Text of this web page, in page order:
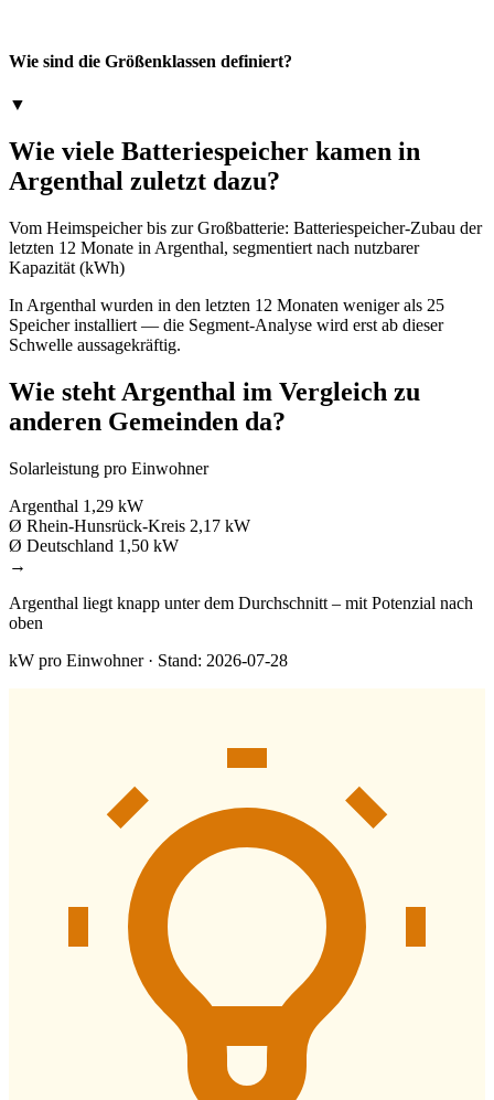
Wie sind die Größenklassen definiert?
▼
Wie viele Batteriespeicher kamen in
Argenthal zuletzt dazu?
Vom Heimspeicher bis zur Großbatterie: Batteriespeicher-Zubau der
letzten 12 Monate in Argenthal, segmentiert nach nutzbarer
Kapazität (kWh)
In Argenthal wurden in den letzten 12 Monaten weniger als 25
Speicher installiert — die Segment-Analyse wird erst ab dieser
Schwelle aussagekräftig.
Wie steht Argenthal im Vergleich zu
anderen Gemeinden da?
Solarleistung pro Einwohner
Argenthal 1,29 kW
Ø Rhein-Hunsrück-Kreis 2,17 kW
Ø Deutschland 1,50 kW
→
Argenthal liegt knapp unter dem Durchschnitt – mit Potenzial nach
oben
kW pro Einwohner · Stand: 2026-07-28